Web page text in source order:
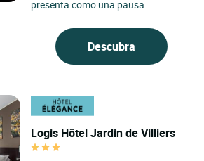
presenta como una pausa
distrito 8 de París,...
Descubra
Logis Hôtel Jardin de Villiers